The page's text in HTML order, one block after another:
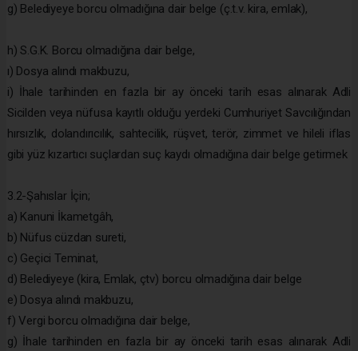
g) Belediyeye borcu olmadığına dair belge (ç.t.v. kira, emlak),
h) S.G.K. Borcu olmadığına dair belge,
ı) Dosya alındı makbuzu,
i) İhale tarihinden en fazla bir ay önceki tarih esas alınarak Adli
Sicilden veya nüfusa kayıtlı olduğu yerdeki Cumhuriyet Savcılığından
hırsızlık, dolandırıcılık, sahtecilik, rüşvet, terör, zimmet ve hileli iflas
gibi yüz kızartıcı suçlardan suç kaydı olmadığına dair belge getirmek
3.2-Şahıslar İçin;
a) Kanuni İkametgâh,
b) Nüfus cüzdan sureti,
c) Geçici Teminat,
d) Belediyeye (kira, Emlak, çtv) borcu olmadığına dair belge
e) Dosya alındı makbuzu,
f) Vergi borcu olmadığına dair belge,
g) İhale tarihinden en fazla bir ay önceki tarih esas alınarak Adli